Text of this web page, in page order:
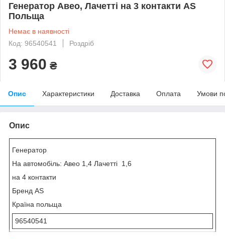
Генератор Авео, Лачетті на 3 контакти AS
Польща
Немає в наявності
Код: 96540541
Роздріб
3 960 ₴
Опис Характеристики Доставка Оплата Умови
Опис
Генератор
На автомобіль: Авео 1,4 Лачетті 1,6
на 4 контакти
Бренд AS
Країна польща
96540541